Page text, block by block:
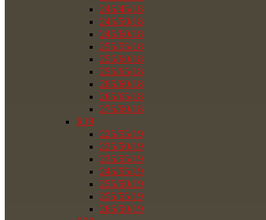
245/45/18
245/50/18
245/60/18
255/55/18
255/60/18
255/65/18
265/60/18
265/65/18
275/60/18
R19
225/55/19
235/50/19
235/55/19
245/55/19
255/50/19
255/55/19
265/50/19